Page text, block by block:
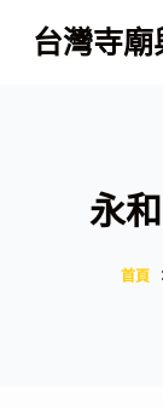
跳
至
台灣寺廟
永
首頁